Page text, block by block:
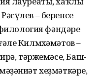
– беренсе
фәндәре
Килмөхәмәтов –
тәржемәсе, Баш­
хеҙмәткәре,